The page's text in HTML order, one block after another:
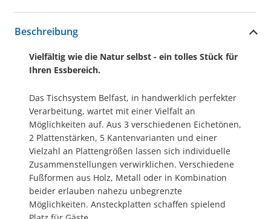
Beschreibung
Vielfältig wie die Natur selbst - ein tolles Stück für
Ihren Essbereich.
Das Tischsystem Belfast, in handwerklich perfekter
Verarbeitung, wartet mit einer Vielfalt an
Möglichkeiten auf. Aus 3 verschiedenen Eichetönen,
2 Plattenstärken, 5 Kantenvarianten und einer
Vielzahl an Plattengrößen lassen sich individuelle
Zusammenstellungen verwirklichen. Verschiedene
Fußformen aus Holz, Metall oder in Kombination
beider erlauben nahezu unbegrenzte
Möglichkeiten. Ansteckplatten schaffen spielend